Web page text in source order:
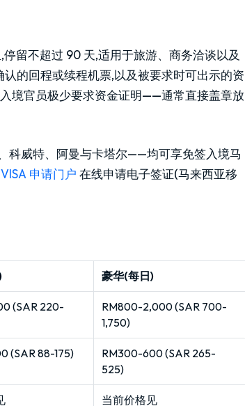
留不超过 90 天,适用于旅游、商务洽谈以及
的回程或续程机票,以及被要求时可出示的资
境官员极少要求资金证明——通常直接盖章放
科威特、阿曼与卡塔尔——均可享免签入境马
申请门户 在线申请电子签证(马来西亚移
豪华(每日)
(SAR 220-
RM800-2,000 (SAR 700-
1,750)
(SAR 88-175)
RM300-600 (SAR 265-
525)
当前价格见